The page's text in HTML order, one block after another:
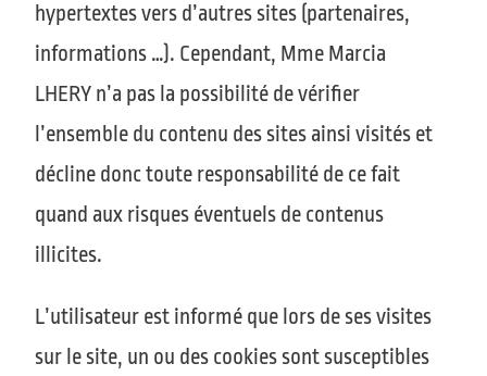
hypertextes vers d’autres sites (partenaires,
informations …). Cependant, Mme Marcia
LHERY n’a pas la possibilité de vérifier
l’ensemble du contenu des sites ainsi visités et
décline donc toute responsabilité de ce fait
quand aux risques éventuels de contenus
illicites.
L’utilisateur est informé que lors de ses visites
sur le site, un ou des cookies sont susceptibles